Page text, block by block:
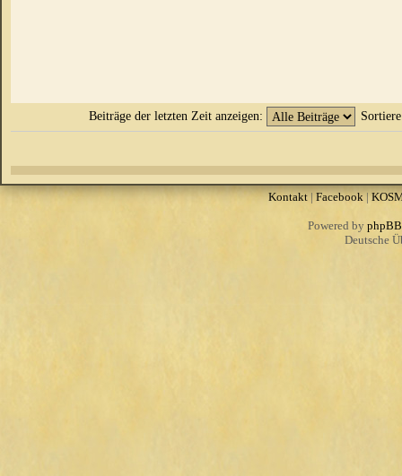
Beiträge der letzten Zeit anzeigen:
Kontakt|Facebook|
Powered by phpBB
Deutsche